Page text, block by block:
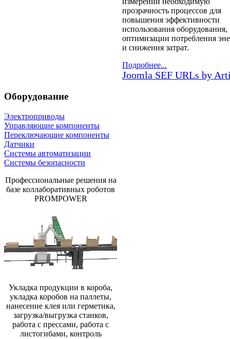
прозрачность процессов для
повышения эффективности
использования оборудования,
оптимизации потребления
и снижения затрат.
Подробнее...
Joomla SEF URLs by
Оборудование
Электроприводы
Управляющие компоненты
Переключающие компоненты
Датчики
Системы автоматизации
Системы безопасности
Профессиональные решения на
базе коллаборативных роботов
PROMPOWER
Укладка продукции в короба,
укладка коробов на паллеты,
нанесение клея или герметика,
загрузка/выгрузка станков,
работа с прессами, работа с
листогибами, контроль